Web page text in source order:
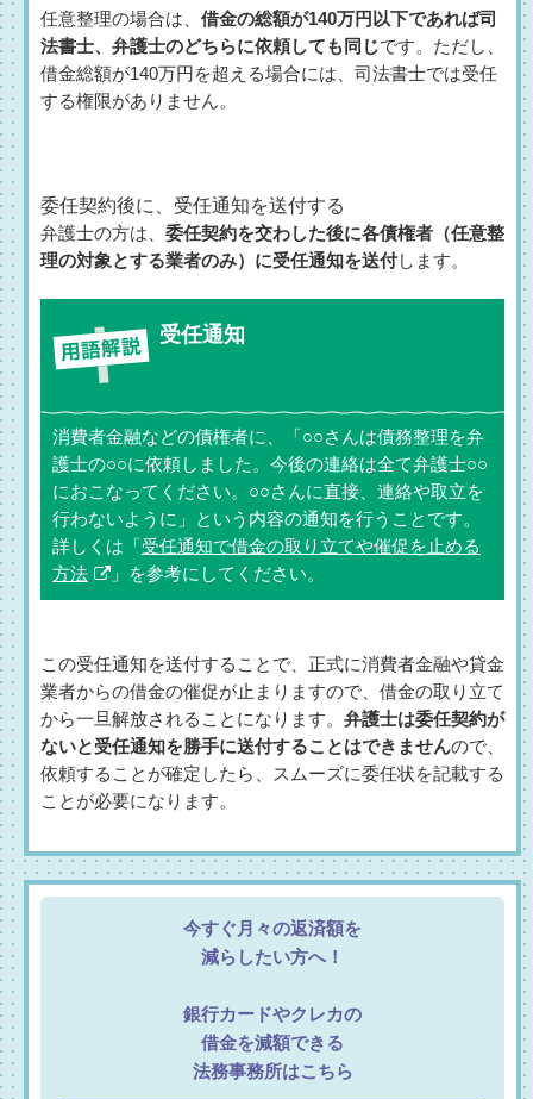
任意整理の場合は、 借金の総額が140万円以下であれば司
法書士、弁護士のどちらに依頼しても同じです。ただし、
借金総額が140万円を超える場合には、司法書士では受任
する権限がありません。
委任契約後に、受任通知を送付する
弁護士の方は、 委任契約を交わした後に各債権者（任意整
理の対象とする業者のみ）に受任通知を送付します。
受任通知
消費者金融などの債権者に、「○○さんは債務整理を弁
護士の○○に依頼しました。今後の連絡は全て弁護士○○
におこなってください。○○さんに直接、連絡や取立を
行わないように」という内容の通知を行うことです。
詳しくは「 受任通知で借金の取り立てや催促を止める
方法
」を参考にしてください。
この受任通知を送付することで、正式に消費者金融や貸金
業者からの借金の催促が止まりますので、借金の取り立て
から一旦解放されることになります。 弁護士は委任契約が
ないと受任通知を勝手に送付することはできませんので、
依頼することが確定したら、スムーズに委任状を記載する
ことが必要になります。
今すぐ月々の返済額を
減らしたい方へ！
銀行カードやクレカの
借金を減額できる
法務事務所はこちら